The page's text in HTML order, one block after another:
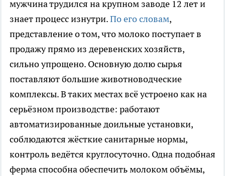
мужчина трудился на крупном заводе 12 лет и
знает процесс изнутри.По его словам,
представление о том, что молоко поступает в
продажу прямо из деревенских хозяйств,
сильно упрощено. Основную долю сырья
поставляют большие животноводческие
комплексы. В таких местах всё устроено как на
серьёзном производстве: работают
автоматизированные доильные установки,
соблюдаются жёсткие санитарные нормы,
контроль ведётся круглосуточно. Одна подобная
ферма способна обеспечить молоком объёмы,